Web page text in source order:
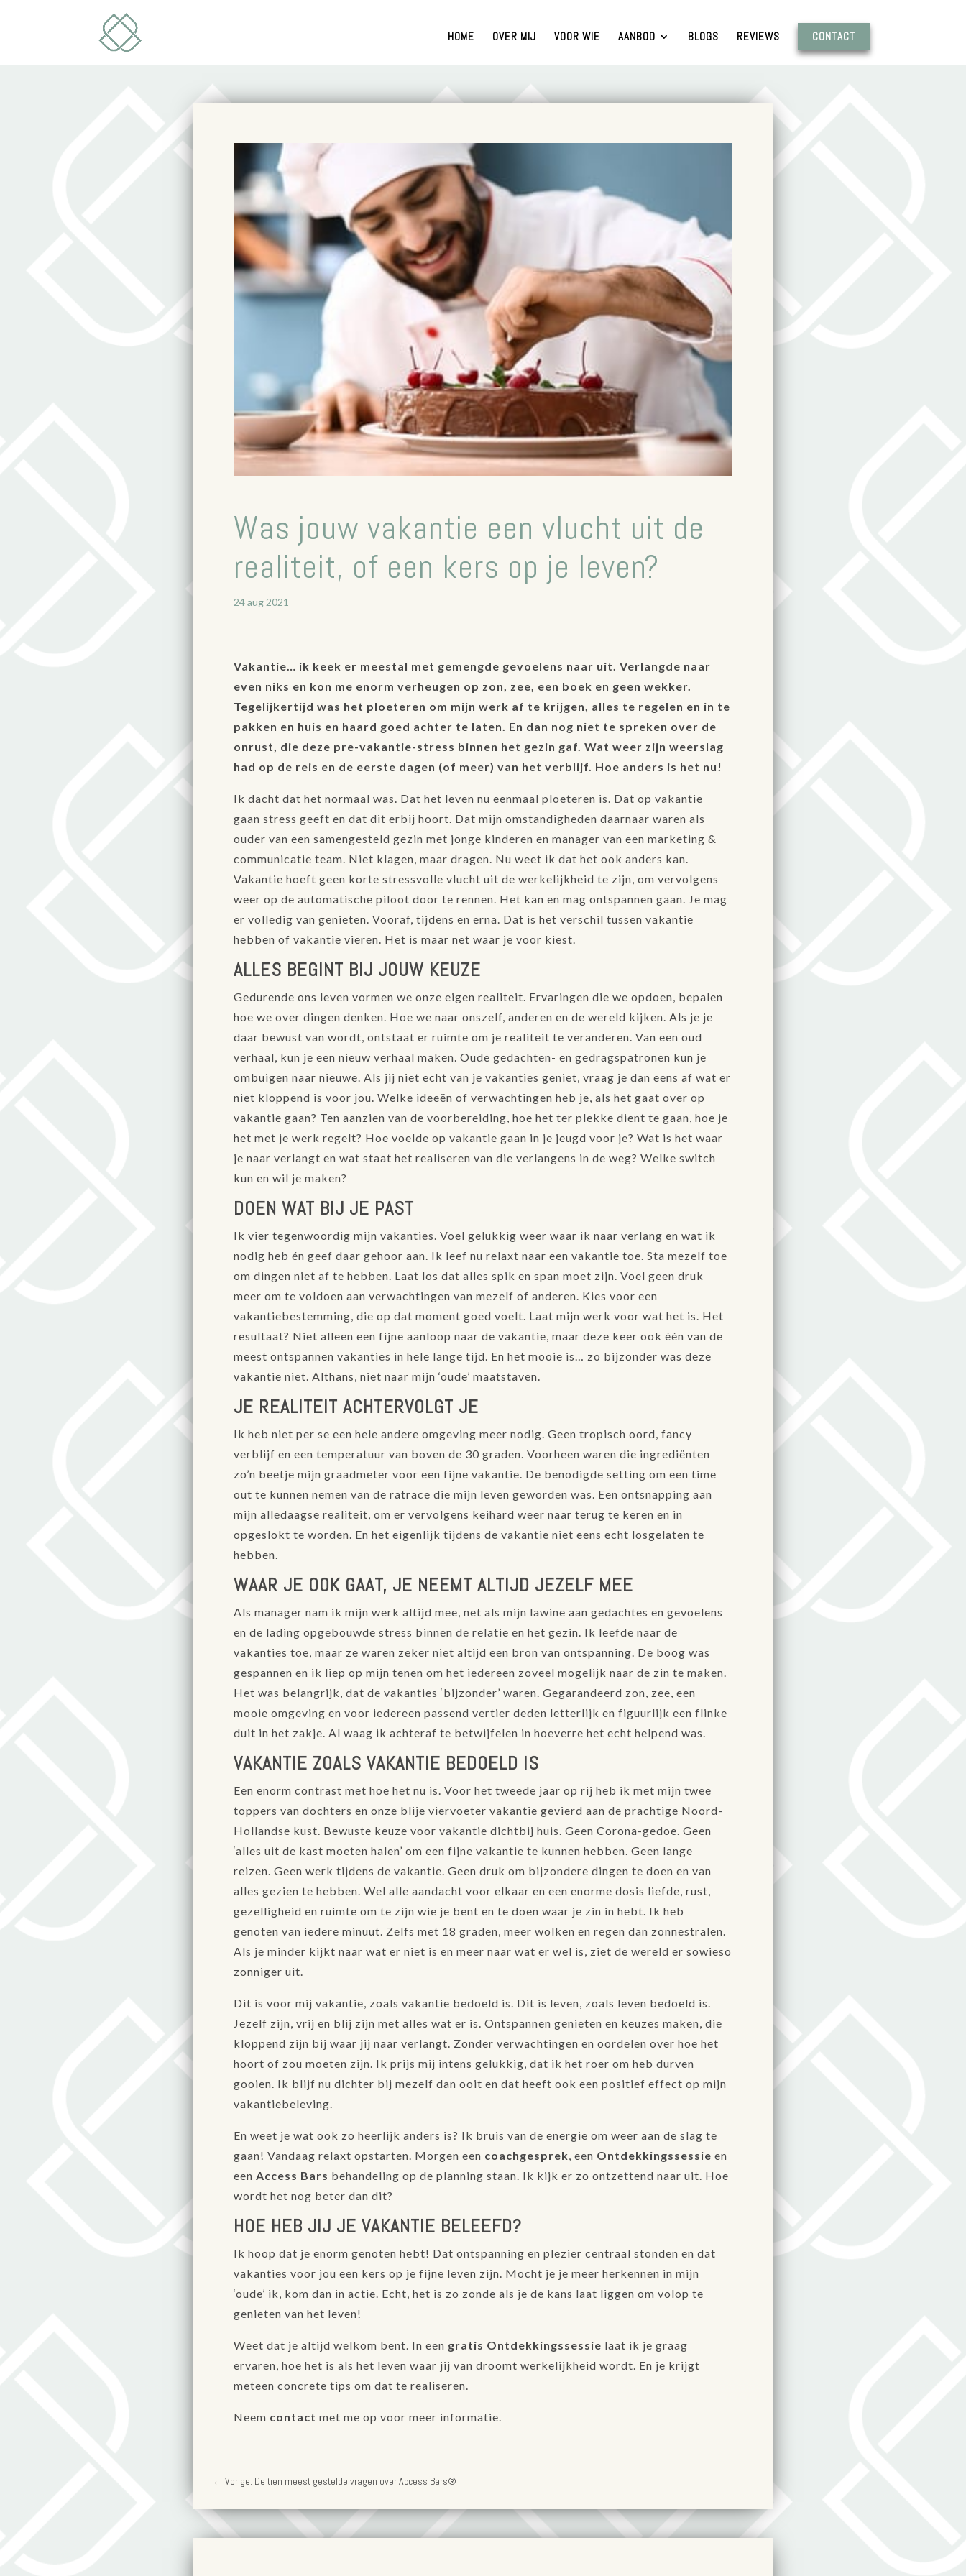
HOME OVER MIJ VOOR WIE AANBOD BLOGS REVIEWS CONTACT
Was jouw vakantie een vlucht uit de
realiteit, of een kers op je leven?
24 aug 2021
Vakantie… ik keek er meestal met gemengde gevoelens naar uit. Verlangde naar
even niks en kon me enorm verheugen op zon, zee, een boek en geen wekker.
Tegelijkertijd was het ploeteren om mijn werk af te krijgen, alles te regelen en in te
pakken en huis en haard goed achter te laten. En dan nog niet te spreken over de
onrust, die deze pre-vakantie-stress binnen het gezin gaf. Wat weer zijn weerslag
had op de reis en de eerste dagen (of meer) van het verblijf. Hoe anders is het nu!
Ik dacht dat het normaal was. Dat het leven nu eenmaal ploeteren is. Dat op vakantie
gaan stress geeft en dat dit erbij hoort. Dat mijn omstandigheden daarnaar waren als
ouder van een samengesteld gezin met jonge kinderen en manager van een marketing &
communicatie team. Niet klagen, maar dragen. Nu weet ik dat het ook anders kan.
Vakantie hoeft geen korte stressvolle vlucht uit de werkelijkheid te zijn, om vervolgens
weer op de automatische piloot door te rennen. Het kan en mag ontspannen gaan. Je mag
er volledig van genieten. Vooraf, tijdens en erna. Dat is het verschil tussen vakantie
hebben of vakantie vieren. Het is maar net waar je voor kiest.
ALLES BEGINT BIJ JOUW KEUZE
Gedurende ons leven vormen we onze eigen realiteit. Ervaringen die we opdoen, bepalen
hoe we over dingen denken. Hoe we naar onszelf, anderen en de wereld kijken. Als je je
daar bewust van wordt, ontstaat er ruimte om je realiteit te veranderen. Van een oud
verhaal, kun je een nieuw verhaal maken. Oude gedachten- en gedragspatronen kun je
ombuigen naar nieuwe. Als jij niet echt van je vakanties geniet, vraag je dan eens af wat er
niet kloppend is voor jou. Welke ideeën of verwachtingen heb je, als het gaat over op
vakantie gaan? Ten aanzien van de voorbereiding, hoe het ter plekke dient te gaan, hoe je
het met je werk regelt? Hoe voelde op vakantie gaan in je jeugd voor je? Wat is het waar
je naar verlangt en wat staat het realiseren van die verlangens in de weg? Welke switch
kun en wil je maken?
DOEN WAT BIJ JE PAST
Ik vier tegenwoordig mijn vakanties. Voel gelukkig weer waar ik naar verlang en wat ik
nodig heb én geef daar gehoor aan. Ik leef nu relaxt naar een vakantie toe. Sta mezelf toe
om dingen niet af te hebben. Laat los dat alles spik en span moet zijn. Voel geen druk
meer om te voldoen aan verwachtingen van mezelf of anderen. Kies voor een
vakantiebestemming, die op dat moment goed voelt. Laat mijn werk voor wat het is. Het
resultaat? Niet alleen een fijne aanloop naar de vakantie, maar deze keer ook één van de
meest ontspannen vakanties in hele lange tijd. En het mooie is… zo bijzonder was deze
vakantie niet. Althans, niet naar mijn ‘oude’ maatstaven.
JE REALITEIT ACHTERVOLGT JE
Ik heb niet per se een hele andere omgeving meer nodig. Geen tropisch oord, fancy
verblijf en een temperatuur van boven de 30 graden. Voorheen waren die ingrediënten
zo’n beetje mijn graadmeter voor een fijne vakantie. De benodigde setting om een time
out te kunnen nemen van de ratrace die mijn leven geworden was. Een ontsnapping aan
mijn alledaagse realiteit, om er vervolgens keihard weer naar terug te keren en in
opgeslokt te worden. En het eigenlijk tijdens de vakantie niet eens echt losgelaten te
hebben.
WAAR JE OOK GAAT, JE NEEMT ALTIJD JEZELF MEE
Als manager nam ik mijn werk altijd mee, net als mijn lawine aan gedachtes en gevoelens
en de lading opgebouwde stress binnen de relatie en het gezin. Ik leefde naar de
vakanties toe, maar ze waren zeker niet altijd een bron van ontspanning. De boog was
gespannen en ik liep op mijn tenen om het iedereen zoveel mogelijk naar de zin te maken.
Het was belangrijk, dat de vakanties ‘bijzonder’ waren. Gegarandeerd zon, zee, een
mooie omgeving en voor iedereen passend vertier deden letterlijk en figuurlijk een flinke
duit in het zakje. Al waag ik achteraf te betwijfelen in hoeverre het echt helpend was.
VAKANTIE ZOALS VAKANTIE BEDOELD IS
Een enorm contrast met hoe het nu is. Voor het tweede jaar op rij heb ik met mijn twee
toppers van dochters en onze blije viervoeter vakantie gevierd aan de prachtige Noord-
Hollandse kust. Bewuste keuze voor vakantie dichtbij huis. Geen Corona-gedoe. Geen
‘alles uit de kast moeten halen’ om een fijne vakantie te kunnen hebben. Geen lange
reizen. Geen werk tijdens de vakantie. Geen druk om bijzondere dingen te doen en van
alles gezien te hebben. Wel alle aandacht voor elkaar en een enorme dosis liefde, rust,
gezelligheid en ruimte om te zijn wie je bent en te doen waar je zin in hebt. Ik heb
genoten van iedere minuut. Zelfs met 18 graden, meer wolken en regen dan zonnestralen.
Als je minder kijkt naar wat er niet is en meer naar wat er wel is, ziet de wereld er sowieso
zonniger uit.
Dit is voor mij vakantie, zoals vakantie bedoeld is. Dit is leven, zoals leven bedoeld is.
Jezelf zijn, vrij en blij zijn met alles wat er is. Ontspannen genieten en keuzes maken, die
kloppend zijn bij waar jij naar verlangt. Zonder verwachtingen en oordelen over hoe het
hoort of zou moeten zijn. Ik prijs mij intens gelukkig, dat ik het roer om heb durven
gooien. Ik blijf nu dichter bij mezelf dan ooit en dat heeft ook een positief effect op mijn
vakantiebeleving.
En weet je wat ook zo heerlijk anders is? Ik bruis van de energie om weer aan de slag te
gaan! Vandaag relaxt opstarten. Morgen een coachgesprek, een Ontdekkingssessieen
eenAccess Bars behandeling op de planning staan. Ik kijk er zo ontzettend naar uit. Hoe
wordt het nog beter dan dit?
HOE HEB JIJ JE VAKANTIE BELEEFD?
Ik hoop dat je enorm genoten hebt! Dat ontspanning en plezier centraal stonden en dat
vakanties voor jou een kers op je fijne leven zijn. Mocht je je meer herkennen in mijn
‘oude’ ik, kom dan in actie. Echt, het is zo zonde als je de kans laat liggen om volop te
genieten van het leven!
Weet dat je altijd welkom bent. In een gratis Ontdekkingssessie laat ik je graag
ervaren, hoe het is als het leven waar jij van droomt werkelijkheid wordt. En je krijgt
meteen concrete tips om dat te realiseren.
Neem contactmet me op voor meer informatie.
← Vorige: De tien meest gestelde vragen over Access Bars®